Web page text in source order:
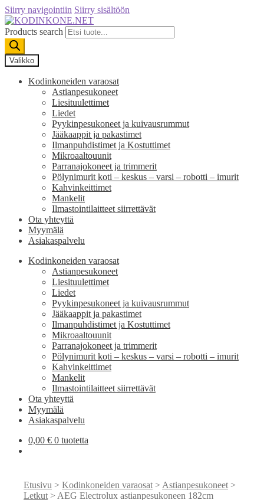
Siirry navigointiin Siirry sisältöön
Products search
Valikko
Kodinkoneiden varaosat
Astianpesukoneet
Liesituulettimet
Liedet
Pyykinpesukoneet ja kuivausrummut
Jääkaappit ja pakastimet
Ilmanpuhdistimet ja Kostuttimet
Mikroaaltouunit
Parranajokoneet ja trimmerit
Pölynimurit koti – keskus – varsi – robotti – imurit
Kahvinkeittimet
Mankelit
Ilmastointilaitteet siirrettävät
Ota yhteyttä
Myymälä
Asiakaspalvelu
Kodinkoneiden varaosat
Astianpesukoneet
Liesituulettimet
Liedet
Pyykinpesukoneet ja kuivausrummut
Jääkaappit ja pakastimet
Ilmanpuhdistimet ja Kostuttimet
Mikroaaltouunit
Parranajokoneet ja trimmerit
Pölynimurit koti – keskus – varsi – robotti – imurit
Kahvinkeittimet
Mankelit
Ilmastointilaitteet siirrettävät
Ota yhteyttä
Myymälä
Asiakaspalvelu
0,00 € 0 tuotetta
Etusivu > Kodinkoneiden varaosat > Astianpesukoneet >
Letkut > AEG Electrolux astianpesukoneen 182cm